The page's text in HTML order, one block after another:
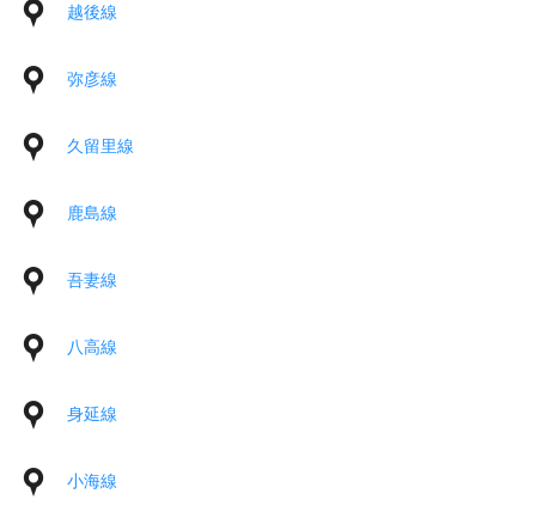
越後線
弥彦線
久留里線
鹿島線
吾妻線
八高線
身延線
小海線